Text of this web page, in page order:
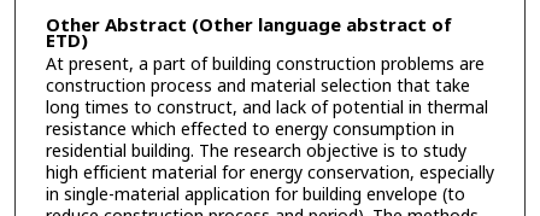
Other Abstract (Other language abstract of
ETD)
At present, a part of building construction problems are
construction process and material selection that take
long times to construct, and lack of potential in thermal
resistance which effected to energy consumption in
residential building. The research objective is to study
high efficient material for energy conservation, especially
in single-material application for building envelope (to